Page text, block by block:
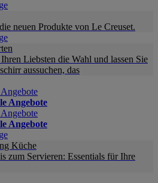
neuen Produkte von Le Creuset.
Liebsten die Wahl und lassen Sie
aussuchen, das
Angebote
Angebote
Küche
zum Servieren: Essentials für Ihre